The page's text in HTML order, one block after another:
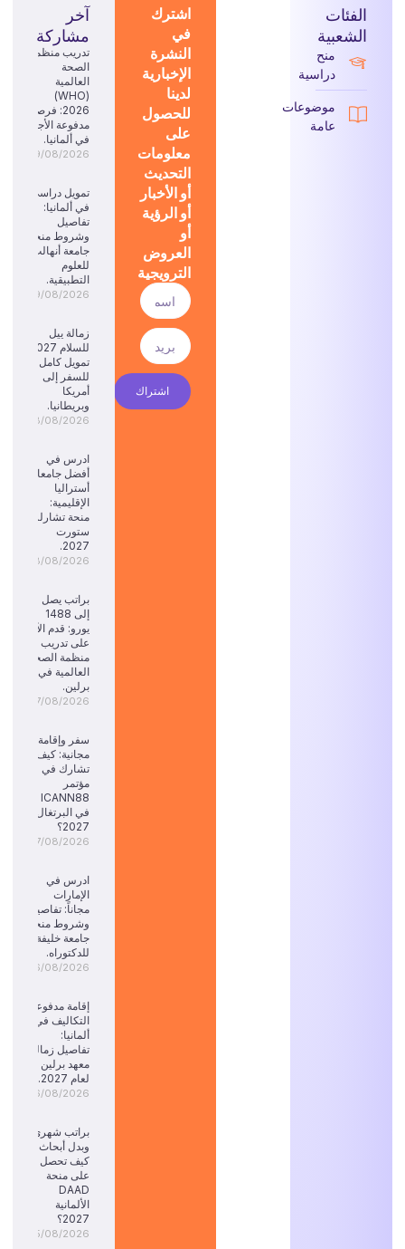
الفئات
الشعبية
منح
دراسية
موضوعات
عامة
اشترك
في
النشرة
الإخبارية
لدينا
للحصول
على
معلومات
التحديث
أو الأخبار
أو الرؤية
أو
العروض
الترويجية
اشتراك
آخر
مشاركة
تدريب منظمة
الصحة
العالمية
(WHO)
2026: فرصة
مدفوعة الأجر
في ألمانيا.
09/08/2026
تمويل دراسي
في ألمانيا:
تفاصيل
وشروط منحة
جامعة أنهالت
للعلوم
التطبيقية.
09/08/2026
زمالة ييل
تمويل كامل
للسفر إلى
أمريكا
وبريطانيا.
08/08/2026
ادرس في
أفضل جامعات
أستراليا
الإقليمية:
منحة تشارلز
ستورت
2027.
08/08/2026
براتب يصل
إلى 1488
يورو: قدم الآن
على تدريب
منظمة الصحة
العالمية في
برلين.
07/08/2026
سفر وإقامة
مجانية: كيف
تشارك في
مؤتمر
ICANN88
في البرتغال
2027؟
07/08/2026
ادرس في
الإمارات
مجاناً: تفاصيل
وشروط منحة
جامعة خليفة
للدكتوراه.
06/08/2026
إقامة مدفوعة
التكاليف في
ألمانيا:
تفاصيل زمالة
معهد برلين
لعام 2027.
06/08/2026
براتب شهري
وبدل أبحاث:
كيف تحصل
على منحة
DAAD
الألمانية
2027؟
05/08/2026